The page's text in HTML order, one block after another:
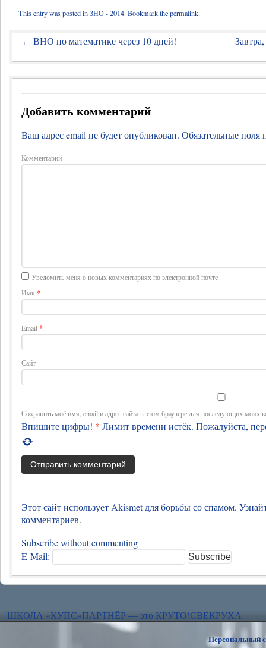
This entry was posted inЗНО - 2014. Bookmark thepermalink.
← ВНО по математике через 10 дней!
Добавить комментарий
Ваш адрес email не будет опубликован. Обязательные
Комментарий
Уведомить меня о новых комментариях по электронной почте
Имя *
Email*
Сайт
Сохранить моё имя, email и адрес сайта в этом браузере для последующих моих
Впишите цифры! * Лимит времени истёк. Пожалуйста,
Этот сайт использует Akismet для борьбы со спамом.
комментариев.
Subscribe without commenting
E-Mail:
ШКОЛА «КУПС»ПАРТНЁР — это КРУТО!СВЕКРУХА
Персональный